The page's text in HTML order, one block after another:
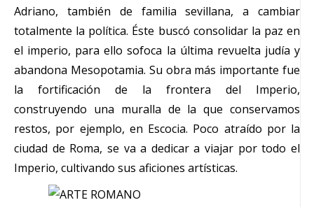
Adriano, también de familia sevillana, a cambiar
totalmente la política. Éste buscó consolidar la paz en
el imperio, para ello sofoca la última revuelta judía y
abandona Mesopotamia. Su obra más importante fue
la fortificación de la frontera del Imperio,
construyendo una muralla de la que conservamos
restos, por ejemplo, en Escocia. Poco atraído por la
ciudad de Roma, se va a dedicar a viajar por todo el
Imperio, cultivando sus aficiones artísticas.